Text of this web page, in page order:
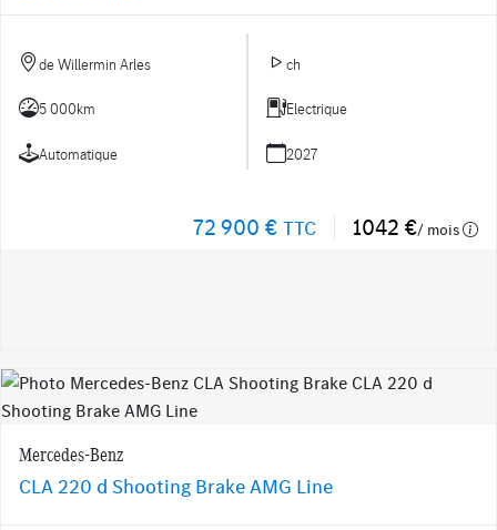
de Willermin Arles ch
5 000km Electrique
Automatique 2027
72 900 € TTC 1042 €/ mois
Mercedes-Benz
CLA 220 d Shooting Brake AMG Line